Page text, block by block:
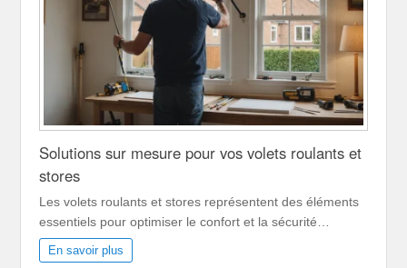
Solutions sur mesure pour vos volets roulants et
stores
Les volets roulants et stores représentent des éléments
essentiels pour optimiser le confort et la sécurité…
En savoir plus